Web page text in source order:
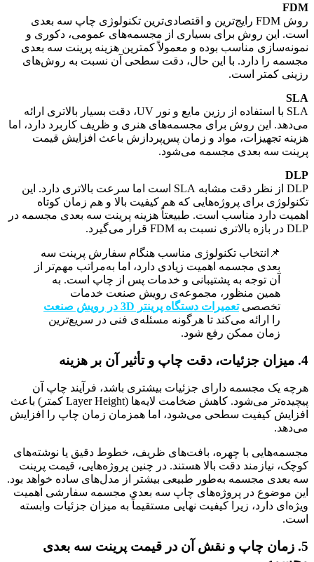
FDM
روش FDM رایج‌ترین و اقتصادی‌ترین تکنولوژی چاپ سه بعدی
است. این روش برای بسیاری از مجسمه‌های عمومی، دکوری و
نمونه‌سازی مناسب بوده و معمولاً کمترین هزینه پرینت سه بعدی
مجسمه را دارد. با این حال، دقت سطحی آن نسبت به روش‌های
رزینی کمتر است.
SLA
SLA با استفاده از رزین مایع و نور UV، دقت بسیار بالاتری ارائه
می‌دهد. این روش برای مجسمه‌های هنری و ظریف کاربرد دارد، اما
هزینه تجهیزات، مواد و زمان پس‌پردازش باعث افزایش قیمت
پرینت سه بعدی مجسمه می‌شود.
DLP
DLP از نظر دقت مشابه SLA است اما سرعت بالاتری دارد. این
تکنولوژی برای پروژه‌هایی که هم کیفیت بالا و هم زمان کوتاه
اهمیت دارد مناسب است. طبیعتاً هزینه پرینت سه بعدی مجسمه در
DLP در بازه بالاتری نسبت به FDM قرار می‌گیرد.
📌انتخاب تکنولوژی مناسب هنگام سفارش پرینت سه
بعدی مجسمه اهمیت زیادی دارد، اما به‌مراتب مهم‌تر از
آن توجه به پشتیبانی و خدمات پس از چاپ است. به
همین منظور، مجموعه‌ی رویش صنعت خدمات
تخصصیتعميرات دستگاه پرینتر 3D در رویش صنعت
را ارائه می‌کند تا هرگونه مسئله‌ی فنی در سریع‌ترین
زمان ممکن رفع شود.
4. میزان جزئیات، دقت چاپ و تأثیر آن بر هزینه
هرچه یک مجسمه دارای جزئیات بیشتری باشد، فرآیند چاپ آن
پیچیده‌تر می‌شود. کاهش ضخامت لایه‌ها (Layer Height کمتر) باعث
افزایش کیفیت سطحی می‌شود، اما همزمان زمان چاپ را افزایش
می‌دهد.
مجسمه‌هایی با چهره، بافت‌های ظریف، خطوط دقیق یا نوشته‌های
کوچک، نیازمند دقت بالا هستند. در چنین پروژه‌هایی، قیمت پرینت
سه بعدی مجسمه به‌طور طبیعی بیشتر از مدل‌های ساده خواهد بود.
این موضوع در پروژه‌های چاپ سه بعدی مجسمه سفارشی اهمیت
ویژه‌ای دارد، زیرا کیفیت نهایی مستقیماً به میزان جزئیات وابسته
است.
5. زمان چاپ و نقش آن در قیمت پرینت سه بعدی